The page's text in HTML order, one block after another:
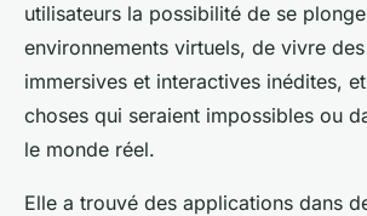
utilisateurs la possibilité de se
environnements virtuels, de vivre
immersives et interactives inédites,
choses qui seraient impossibles ou
le monde réel.
Elle a trouvé des applications dans